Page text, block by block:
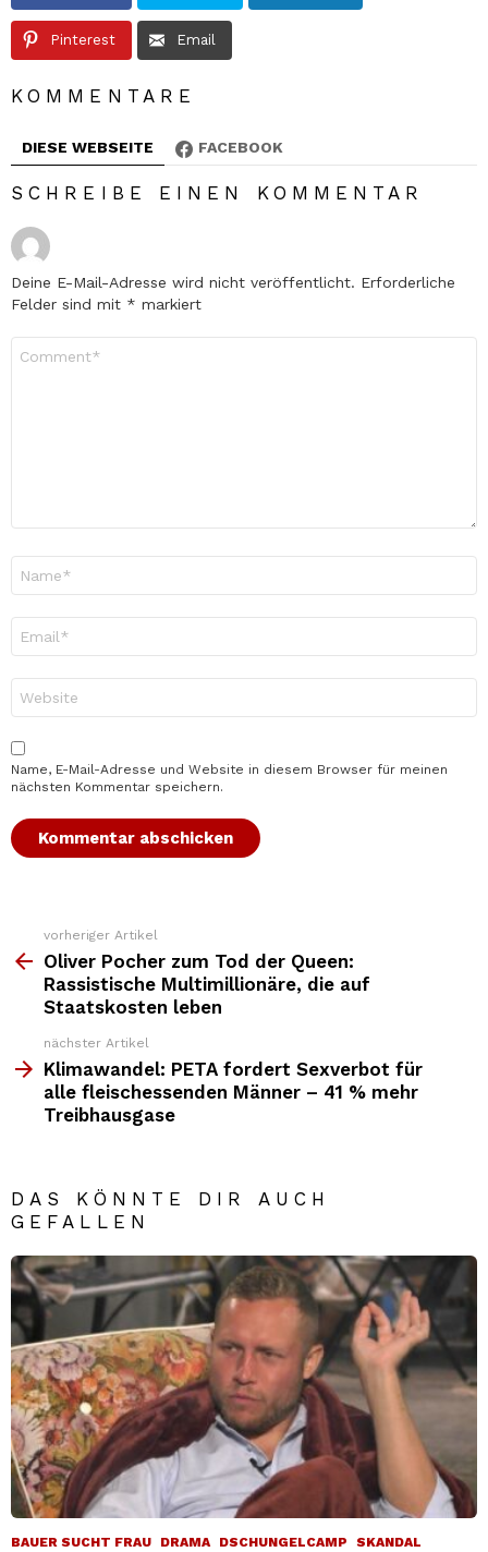
Pinterest Email
KOMMENTARE
DIESE WEBSEITE FACEBOOK
SCHREIBE EINEN KOMMENTAR
Deine E-Mail-Adresse wird nicht veröffentlicht. Erforderliche
Felder sind mit * markiert
Mail-
Adresse
*
Name, E-Mail-Adresse und Website in diesem Browser für meinen
nächsten Kommentar speichern.
Weitere
Top
News
vorheriger Artikel
Oliver Pocher zum Tod der Queen:
Rassistische Multimillionäre, die auf
Staatskosten leben
nächster Artikel
Klimawandel: PETA fordert Sexverbot für
alle fleischessenden Männer – 41 % mehr
Treibhausgase
DAS KÖNNTE DIR AUCH
GEFALLEN
BAUER SUCHT FRAU DRAMA DSCHUNGELCAMP
SKANDAL